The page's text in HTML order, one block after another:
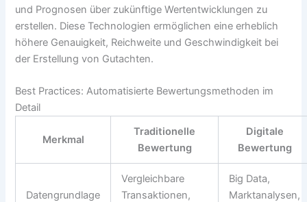
und Prognosen über zukünftige Wertentwicklungen zu
erstellen. Diese Technologien ermöglichen eine erheblich
höhere Genauigkeit, Reichweite und Geschwindigkeit bei
der Erstellung von Gutachten.
Best Practices: Automatisierte Bewertungsmethoden im
Detail
Merkmal
Traditionelle
Bewertung
Digitale
Bewertung
Datengrundlage
Vergleichbare
Transaktionen,
Big Data,
Marktanalysen,